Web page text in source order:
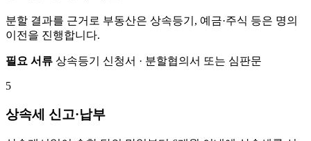
분할 결과를 근거로 부동산은 상속등기, 예금·주식 등은 명의
이전을 진행합니다.
필요 서류 상속등기 신청서 · 분할협의서 또는 심판문
5
상속세 신고·납부